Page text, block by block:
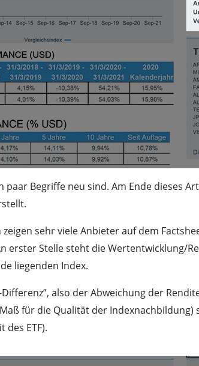
paar Begriffe neu sind. Am Ende dieses
sehr viele Anbieter auf dem
erster Stelle steht die Wertentwicklung/
liegenden Index.
also der Abweichung der
für die Qualität der
des ETF).